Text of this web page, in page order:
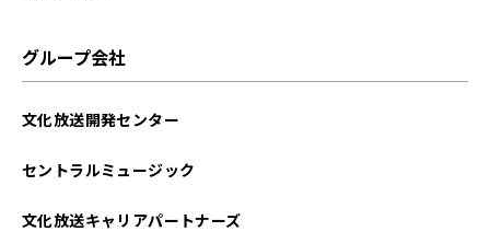
グループ会社
文化放送開発センター
セントラルミュージック
文化放送キャリアパートナーズ